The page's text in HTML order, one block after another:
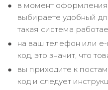
в момент оформления
выбираете удобный
такая система
на ваш телефон или e-
код, это значит, что
вы приходите к
код и следует